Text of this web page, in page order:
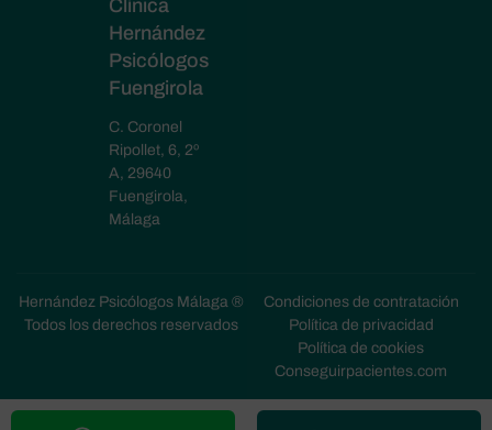
Clínica
Hernández
Psicólogos
Fuengirola
C. Coronel
Ripollet, 6, 2º
A, 29640
Fuengirola,
Málaga
Hernández Psicólogos Málaga ®
Todos los derechos reservados
Condiciones de contratación
Política de privacidad
Política de cookies
Conseguirpacientes.com